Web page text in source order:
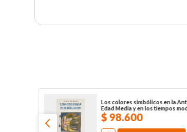
Los colores simbólicos en la
Edad Media y en los tiempos
$98.600